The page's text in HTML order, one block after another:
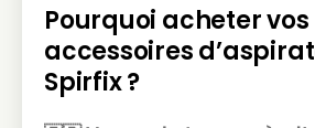
LG-
GOLDSTAR
LG-GOLDSTAR T 2750
LG-
GOLDSTAR
Pourquoi acheter vos
accessoires
Spirfix ?